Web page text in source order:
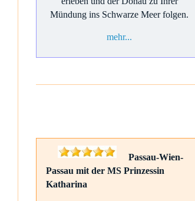
Mündung ins Schwarze Meer folgen.
mehr...
Passau-Wien-
Passau mit der MS Prinzessin
Katharina